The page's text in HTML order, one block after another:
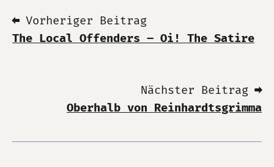
⬅ Vorheriger Beitrag
The Local Offenders – Oi! The Satire
Nächster Beitrag ➡
Oberhalb von Reinhardtsgrimma